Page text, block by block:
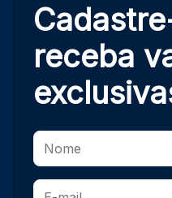
receba